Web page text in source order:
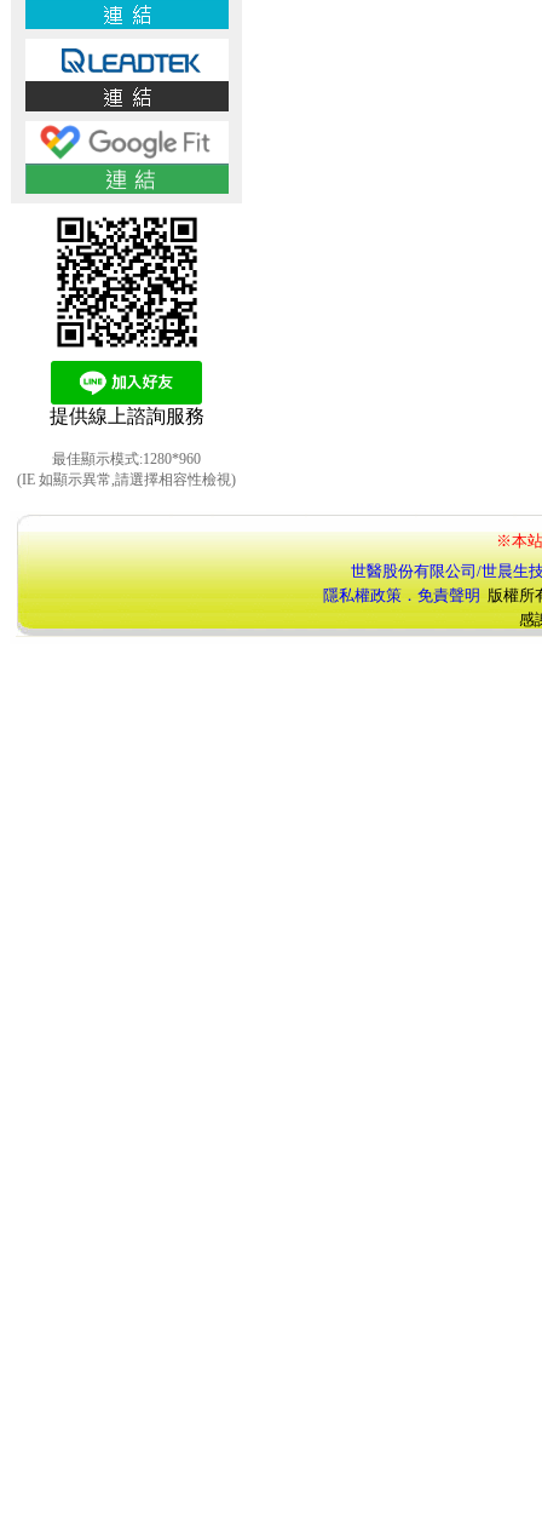
提供線上諮詢服務
最佳顯示模式:1280*960
(IE 如顯示異常,請選擇相容性檢視)
※本站
世醫股份有限公司/世晨生
隱私權政策．免責聲明 版權所
感